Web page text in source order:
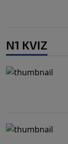
N1 KVIZ